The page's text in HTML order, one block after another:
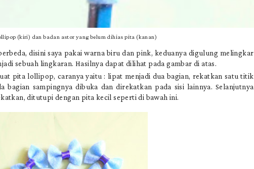
(kiri) dan badan astor yang belum dihias pita (kanan)
disini saya pakai warna biru dan pink, keduanya digulung melingkar
sebuah lingkaran. Hasilnya dapat dilihat pada gambar di atas.
pita lollipop, caranya yaitu : lipat menjadi dua bagian, rekatkan satu titik
bagian sampingnya dibuka dan direkatkan pada sisi lainnya. Selanjutnya
ditutupi dengan pita kecil seperti di bawah ini.